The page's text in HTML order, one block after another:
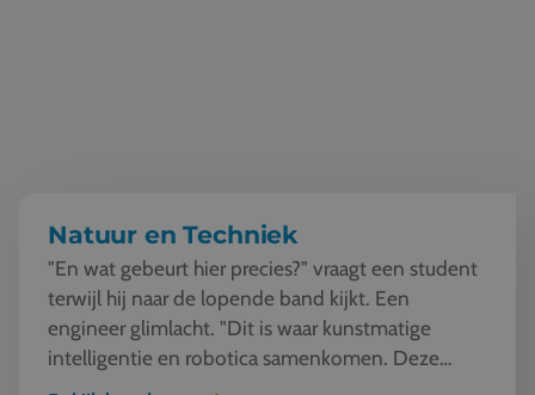
Natuur en Techniek
"En wat gebeurt hier precies?" vraagt een student
terwijl hij naar de lopende band kijkt. Een
engineer glimlacht. "Dit is waar kunstmatige
intelligentie en robotica samenkomen. Deze
machine ziet, l...